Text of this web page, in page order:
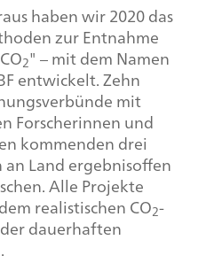
haben wir 2020 das
zur Entnahme
2" – mit dem Namen
entwickelt. Zehn
mit
Forscherinnen und
kommenden drei
Land ergebnisoffen
Alle Projekte
realistischen CO2-
dauerhaften